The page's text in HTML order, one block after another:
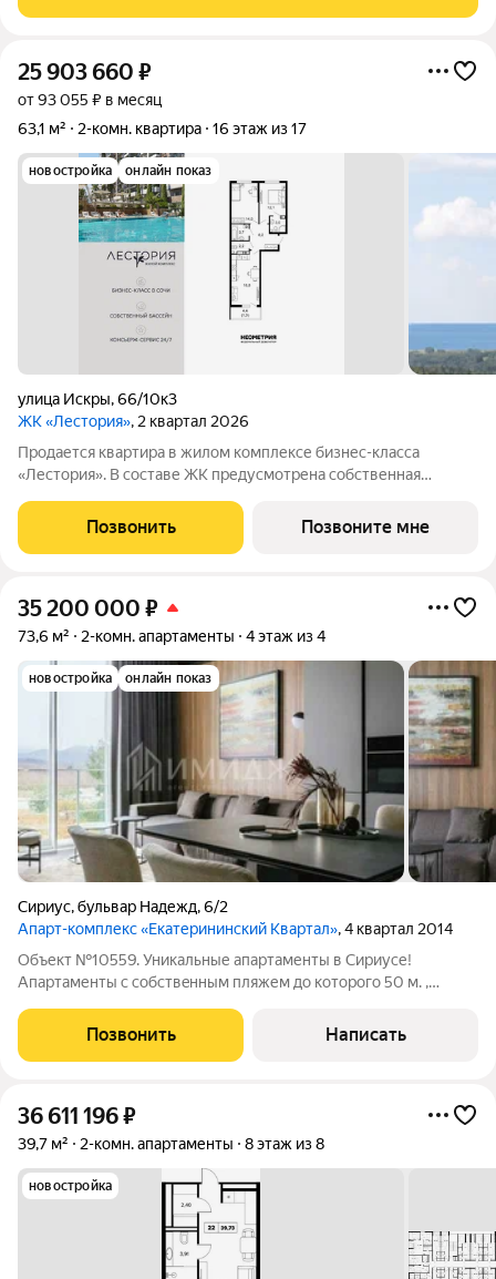
можно рассмотреть для сдачи как отдыхающим так и
25 903 660 ₽
от 93 055 ₽ в месяц
63,1 м²
2-комн. квартира 16 этаж из 17
новостройка онлайн показ
улица Искры,66/10к3
ЖК «Лестория», 2 квартал 2026
Продается квартира в жилом комплексе бизнес-класса
«Лестория». В составе ЖК предусмотрена собственная
подогреваемыми бассейнами, что соответствуют стандартам
бизнес-класса. Аквазона объединяет взрослый и
Позвонить Позвоните мне
35 200 000 ₽
73,6 м² 2-комн. апартаменты 4 этаж из 4
новостройка онлайн показ
Сириус,бульвар Надежд,6/2
Апарт-комплекс «Екатерининский Квартал», 4 квартал 2014
Объект №10559. Уникальные апартаменты в Сириусе!
Апартаменты с сoбствeнным пляжем до котоpогo 50 м. ,
кoнcьepж, подзeмнaя пapковкa. Апартамент рaнее не сдавался,
все в идеальном состоянии. Мебель и
Позвонить Написать
36 611 196₽
39,7 м² 2-комн. апартаменты 8 этаж из 8
новостройка